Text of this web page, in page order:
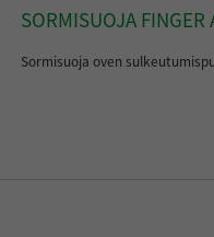
SORMISUOJA FINGER
Sormisuoja oven